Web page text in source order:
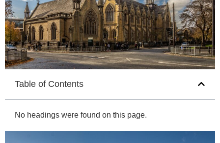
Table of Contents
No headings were found on this page.